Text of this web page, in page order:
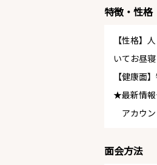
特徴・性格
【性格】
いてお昼
【健康面
★最新情報
アカウン
面会方法